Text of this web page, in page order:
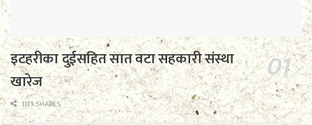
इटहरीका दुईसहित सात वटा सहकारी संस्था
खारेज
1113 SHARES